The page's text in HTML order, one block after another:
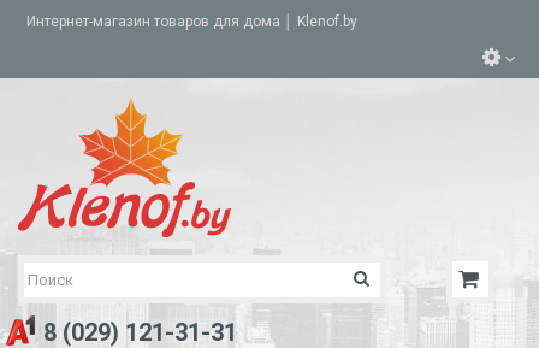
Интернет-магазин товаров для дома │ Klenof.by
8 (029) 121-31-31